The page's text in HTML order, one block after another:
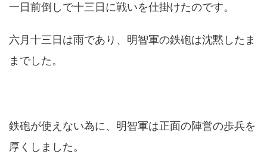
一日前倒しで十三日に戦いを仕掛けたのです。
六月十三日は雨であり、明智軍の鉄砲は沈黙したま
までした。
鉄砲が使えない為に、明智軍は正面の陣営の歩兵を
厚くしました。